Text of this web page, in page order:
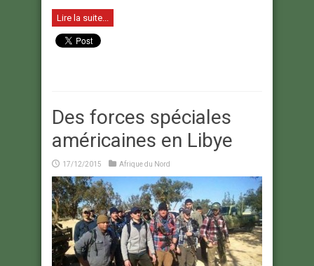
Lire la suite...
Des forces spéciales
américaines en Libye
17/12/2015 Afrique du Nord